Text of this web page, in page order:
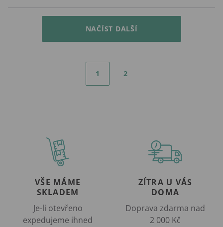
NAČÍST DALŠÍ
1 2
VŠE MÁME
SKLADEM
Je-li otevřeno
expedujeme ihned
ZÍTRA U VÁS
DOMA
Doprava zdarma nad
2 000 Kč